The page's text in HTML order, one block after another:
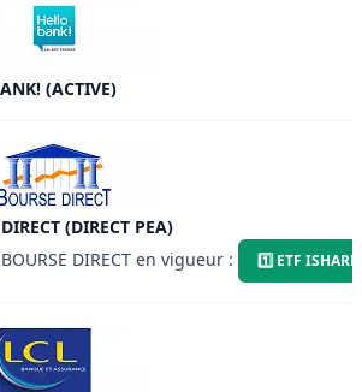
(ACTIVE)
(DIRECT PEA)
DIRECT en vigueur :
1️⃣ ETF